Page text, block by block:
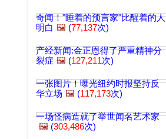
奇闻！"睡着的预言家"比醒着的人
明白 🖼️ (77,137次)
产经新闻:金正恩得了严重精神分
裂症 🖼️ (127,211次)
一张图片！曝光纽约时报坚持反
华立场 🖼️ (117,173次)
一场怪病造就了举世闻名艺术家
🖼️ (303,486次)